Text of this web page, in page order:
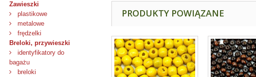
Zawieszki
plastikowe
metalowe
frędzelki
Breloki, przywieszki
identyfikatory do
bagażu
breloki
PRODUKTY POWIĄZANE